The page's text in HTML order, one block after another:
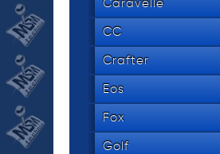
Caravelle
CC
Crafter
Eos
Fox
Golf